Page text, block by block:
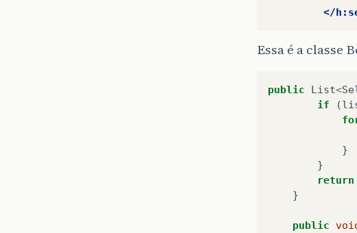
</
Essa é a classe
public List<
if
(
}
}
return
}
public